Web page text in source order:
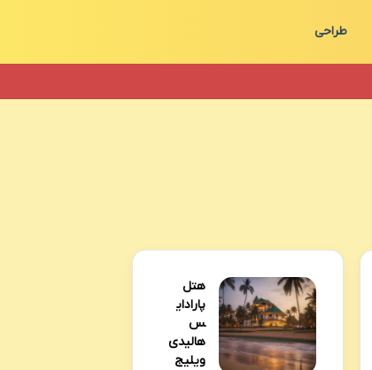
طراحی
هتل
پارادای
س
هالیدی
ویلیج